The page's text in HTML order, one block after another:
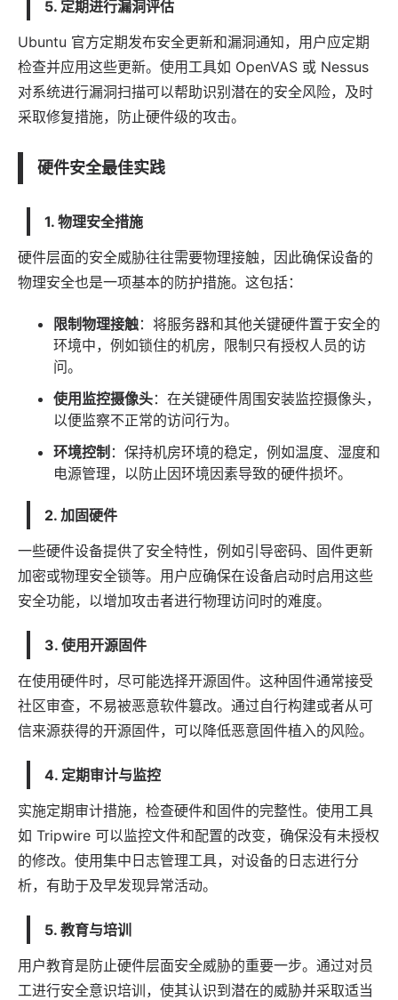
5. 定期进行漏洞评估
Ubuntu 官方定期发布安全更新和漏洞通知，用户应定期
检查并应用这些更新。使用工具如 OpenVAS 或 Nessus
对系统进行漏洞扫描可以帮助识别潜在的安全风险，及时
采取修复措施，防止硬件级的攻击。
硬件安全最佳实践
1. 物理安全措施
硬件层面的安全威胁往往需要物理接触，因此确保设备的
物理安全也是一项基本的防护措施。这包括：
限制物理接触：将服务器和其他关键硬件置于安全的
环境中，例如锁住的机房，限制只有授权人员的访
问。
使用监控摄像头：在关键硬件周围安装监控摄像头，
以便监察不正常的访问行为。
环境控制 ：保持机房环境的稳定，例如温度、湿度和
电源管理，以防止因环境因素导致的硬件损坏。
2. 加固硬件
一些硬件设备提供了安全特性，例如引导密码、固件更新
加密或物理安全锁等。用户应确保在设备启动时启用这些
安全功能，以增加攻击者进行物理访问时的难度。
3. 使用开源固件
在使用硬件时，尽可能选择开源固件。这种固件通常接受
社区审查，不易被恶意软件篡改。通过自行构建或者从可
信来源获得的开源固件，可以降低恶意固件植入的风险。
4. 定期审计与监控
实施定期审计措施，检查硬件和固件的完整性。使用工具
如 Tripwire 可以监控文件和配置的改变，确保没有未授权
的修改。使用集中日志管理工具，对设备的日志进行分
析，有助于及早发现异常活动。
5. 教育与培训
用户教育是防止硬件层面安全威胁的重要一步。通过对员
工进行安全意识培训，使其认识到潜在的威胁并采取适当